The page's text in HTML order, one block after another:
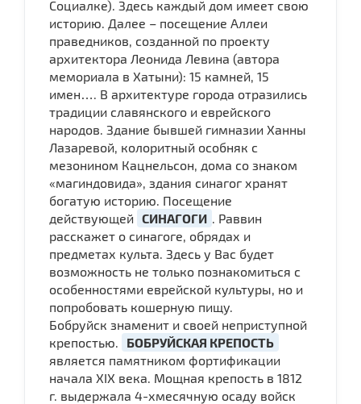
Социалке). Здесь каждый дом имеет свою
историю. Далее – посещение Аллеи
праведников, созданной по проекту
архитектора Леонида Левина (автора
мемориала в Хатыни): 15 камней, 15
имен…. В архитектуре города отразились
традиции славянского и еврейского
народов. Здание бывшей гимназии Ханны
Лазаревой, колоритный особняк с
мезонином Кацнельсон, дома со знаком
«магиндовида», здания синагог хранят
богатую историю. Посещение
действующей СИНАГОГИ
. Раввин
расскажет о синагоге, обрядах и
предметах культа. Здесь у Вас будет
возможность не только познакомиться с
особенностями еврейской культуры, но и
попробовать кошерную пищу.
Бобруйск знаменит и своей неприступной
крепостью.
БОБРУЙСКАЯ КРЕПОСТЬ
является памятником фортификации
начала ХIX века. Мощная крепость в 1812
г. выдержала 4-хмесячную осаду войск